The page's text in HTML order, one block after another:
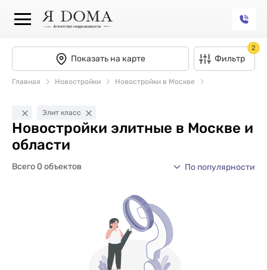
Показать на карте Фильтр
2
Главная Новостройки Новостройки в Москве
Элит класс
Новостройки элитные в Москве и
области
Всего 0 объектов По популярности